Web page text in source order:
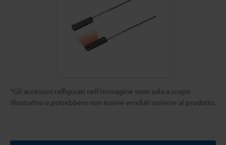
*Gli accessori raffigurati nell'immagine sono solo a scopo
illustrativo e potrebbero non essere venduti insieme al prodotto.